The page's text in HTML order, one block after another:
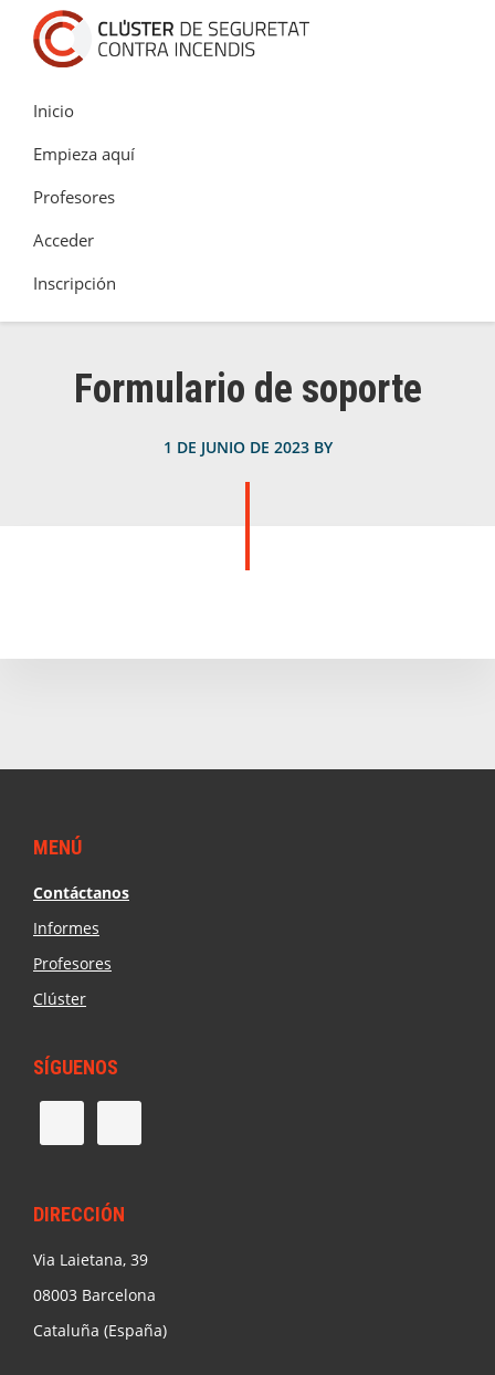
Saltar
navegación
principal
Saltar
principal
Saltar
página
de
Seguretat
Incendis
Inicio
Empieza aquí
Profesores
Acceder
Inscripción
Formulario de soporte
1 DE JUNIO DE 2023BY
Footer
MENÚ
Contáctanos
Informes
Profesores
Clúster
SÍGUENOS
DIRECCIÓN
Via Laietana, 39
08003 Barcelona
Cataluña (España)